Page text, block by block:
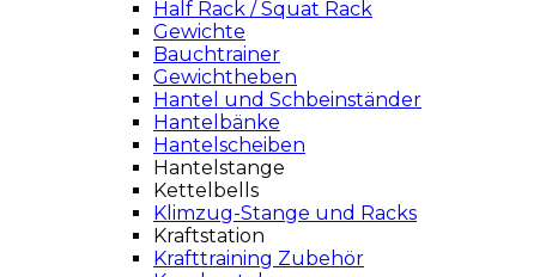
Half Rack / Squat Rack
Gewichte
Bauchtrainer
Gewichtheben
Hantel und Schbeinständer
Hantelbänke
Hantelscheiben
Hantelstange
Kettelbells
Klimzug-Stange und Racks
Kraftstation
Krafttraining Zubehör